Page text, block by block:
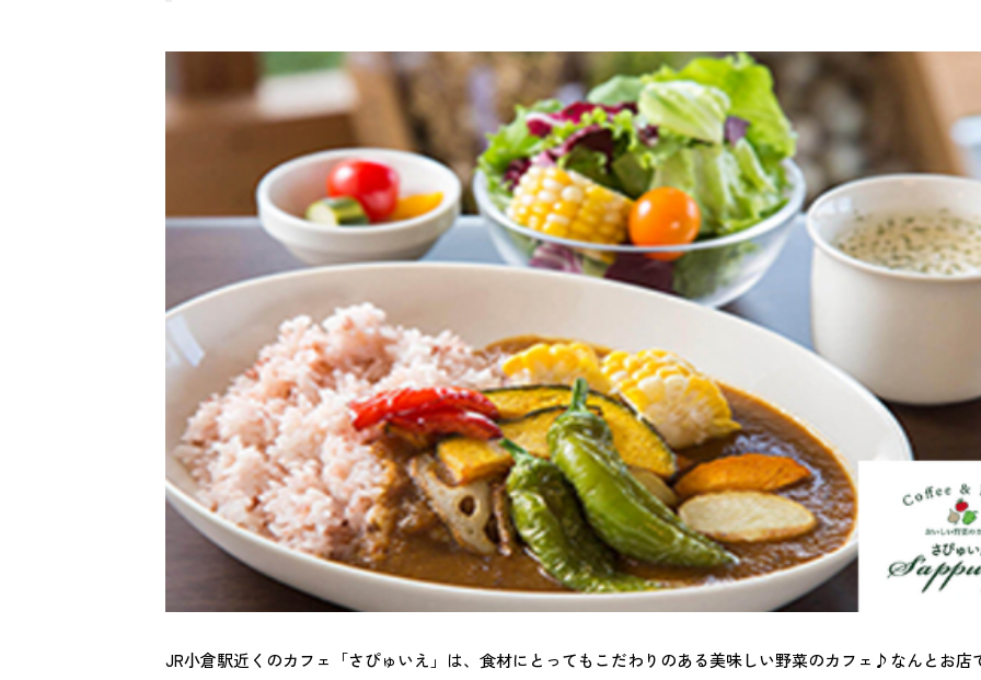
JR小倉駅近くのカフェ「さぴゅいえ」は、食材にとってもこだわりのある美味しい野菜のカフェ♪なんとお店